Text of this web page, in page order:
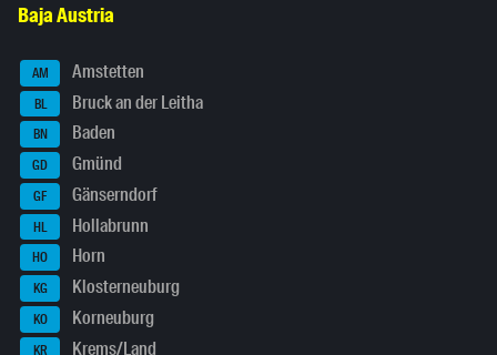
Baja Austria
AM Amstetten
BL Bruck an der Leitha
BN Baden
GD Gmünd
GF Gänserndorf
HL Hollabrunn
HO Horn
KG Klosterneuburg
KO Korneuburg
KR Krems/Land